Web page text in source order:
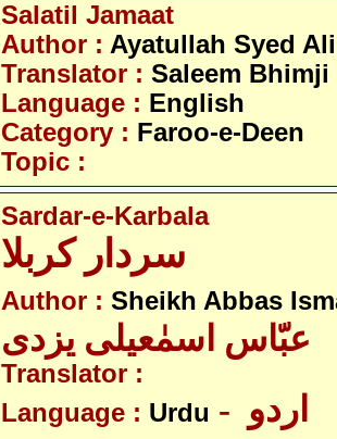
Salatil Jamaat
Author : Ayatullah Syed
Translator : Saleem Bhimji
Language : English
Category : Faroo-e-Deen
Topic :
Sardar-e-Karbala
سردار کربلا
Author : Sheikh Abbas
عبّاس اسمٰعیلی یزدی
Translator :
Language : Urdu